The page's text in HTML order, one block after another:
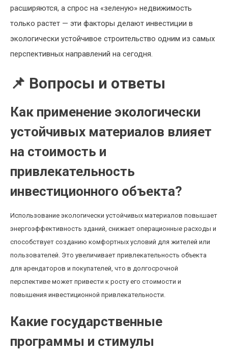
расширяются, а спрос на «зеленую» недвижимость
только растет — эти факторы делают инвестиции в
экологически устойчивое строительство одним из самых
перспективных направлений на сегодня.
📌 Вопросы и ответы
Как применение экологически
устойчивых материалов влияет
на стоимость и
привлекательность
инвестиционного объекта?
Использование экологически устойчивых материалов повышает
энергоэффективность зданий, снижает операционные расходы и
способствует созданию комфортных условий для жителей или
пользователей. Это увеличивает привлекательность объекта
для арендаторов и покупателей, что в долгосрочной
перспективе может привести к росту его стоимости и
повышения инвестиционной привлекательности.
Какие государственные
программы и стимулы